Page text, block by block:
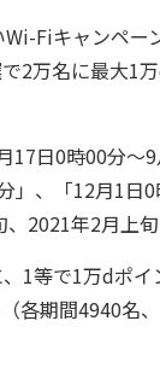
Fiキャンペー
2万名に最大1
17日0時00分～
」、「12月1日
2021年2月上旬
1等で1万dポ
各期間4940名